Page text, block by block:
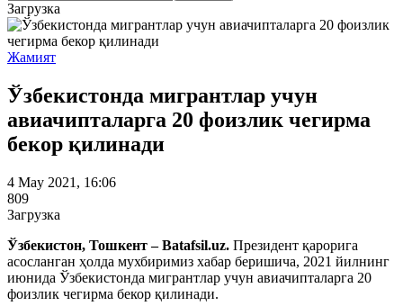
Загрузка
Жамият
Ўзбекистонда мигрантлар учун
авиачипталарга 20 фоизлик чегирма
бекор қилинади
4 May 2021, 16:06
809
Загрузка
Ўзбекистон, Тошкент – Batafsil.uz. Президент қарорига
асосланган ҳолда мухбиримиз хабар беришича, 2021 йилнинг
июнида Ўзбекистонда мигрантлар учун авиачипталарга 20
фоизлик чегирма бекор қилинади.